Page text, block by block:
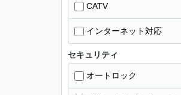
CATV
インターネット対応
セキュリティ
オートロック